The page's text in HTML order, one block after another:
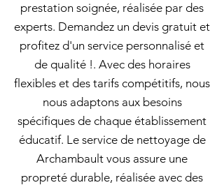
prestation soignée, réalisée par des
experts. Demandez un devis gratuit et
profitez d'un service personnalisé et
de qualité !. Avec des horaires
flexibles et des tarifs compétitifs, nous
nous adaptons aux besoins
spécifiques de chaque établissement
éducatif. Le service de nettoyage de
Archambault vous assure une
propreté durable, réalisée avec des